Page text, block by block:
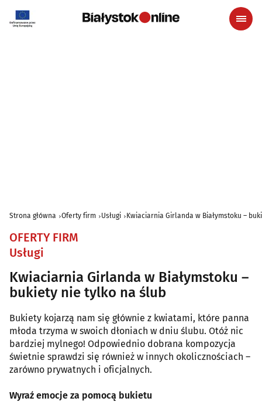
Strona główna Oferty firm Usługi Kwiaciarnia Girlanda w Białymstoku –
OFERTY FIRM
Usługi
Kwiaciarnia Girlanda w Białymstoku –
bukiety nie tylko na ślub
Bukiety kojarzą nam się głównie z kwiatami, które panna
młoda trzyma w swoich dłoniach w dniu ślubu. Otóż nic
bardziej mylnego! Odpowiednio dobrana kompozycja
świetnie sprawdzi się również w innych okolicznościach –
zarówno prywatnych i oficjalnych.
Wyraź emocje za pomocą bukietu